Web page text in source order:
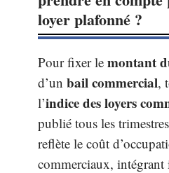
loyer plafonné ?
Pour fixer le montant
d’un bail commercial,
l’indice des loyers
publié tous les
reflète le coût
commerciaux,